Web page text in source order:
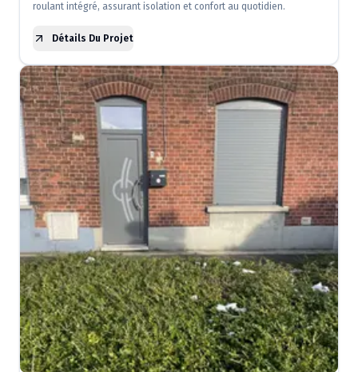
roulant intégré, assurant isolation et confort au quotidien.
Détails Du Projet